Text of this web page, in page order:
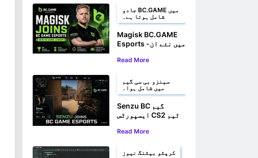
جادو BC.GAME میں
شامل ہوتا ہے۔
Magisk BC.GAME
Esports میں نئے ان-
شامل ہوا۔
Read More
سینزو بی سی گیم
میں شامل ہوا۔
Senzu BC گیم
ایسپورٹس CS2 ٹیم
Read More
کرپٹو بیٹنگ نیوز